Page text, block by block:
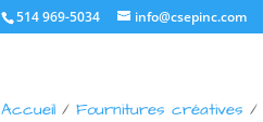
514 969-5034 info@csepinc.com
Accueil/ Fournitures créatives /